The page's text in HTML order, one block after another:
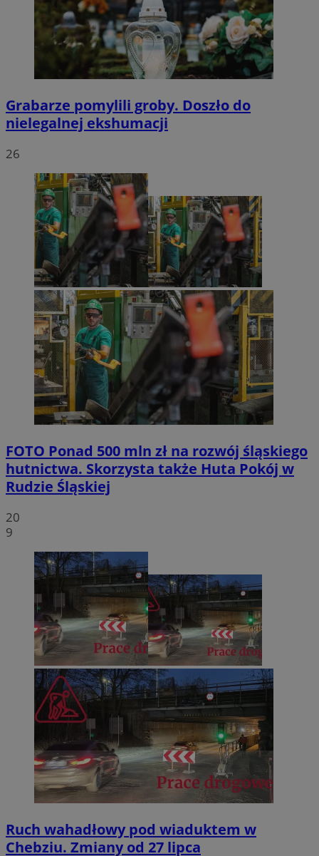
Grabarze pomylili groby. Doszło do
nielegalnej ekshumacji
26
FOTO Ponad 500 mln zł na rozwój śląskiego
hutnictwa. Skorzysta także Huta Pokój w
Rudzie Śląskiej
20
9
Ruch wahadłowy pod wiaduktem w
Chebziu. Zmiany od 27 lipca